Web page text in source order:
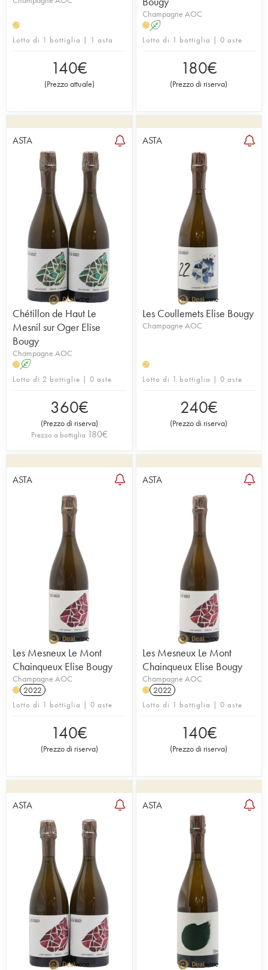
H
Lotto di 1 bottiglia | 1 asta
140€
(Prezzo attuale)
Champagne AOC
HA
Lotto di 1 bottiglia | 0 aste
180€
(Prezzo di riserva)
ASTA
Chétillon de Haut Le
Mesnil sur Oger Elise
Bougy
Champagne AOC
H A
Lotto di 2 bottiglie | 0 aste
360€
(Prezzo di riserva)
Prezzo a bottiglia 180€
ASTA
Les Coullemets Elise Bougy
Champagne AOC
H
Lotto di 1 bottiglia | 0 aste
240€
(Prezzo di riserva)
ASTA
Les Mesneux Le Mont
Chainqueux Elise Bougy
Champagne AOC
H 2022
Lotto di 1 bottiglia | 0 aste
140€
(Prezzo di riserva)
ASTA
Les Mesneux Le Mont
Chainqueux Elise Bougy
Champagne AOC
H 2022
Lotto di 1 bottiglia | 0 aste
140€
(Prezzo di riserva)
ASTA ASTA